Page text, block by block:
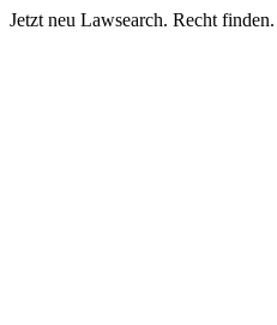
Jetzt neu Lawsearch. Recht